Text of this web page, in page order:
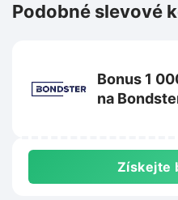
Podobné slevové
Bonus 1
na
Získejte